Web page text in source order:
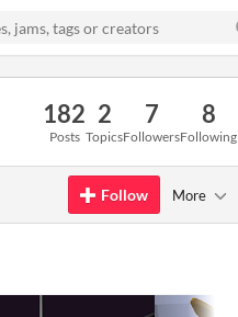
182
Posts
2
Topics
7
Followers
8
Following
Follow More